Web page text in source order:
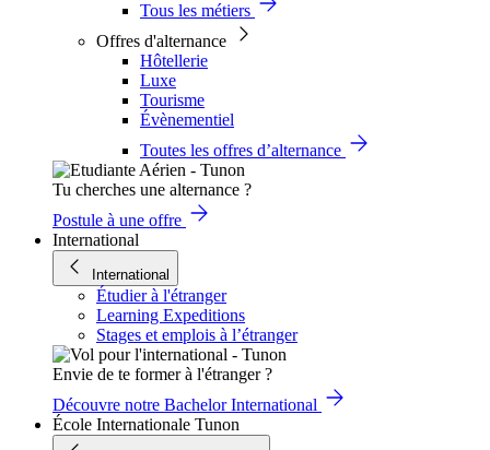
Tous les métiers
Offres d'alternance
Hôtellerie
Luxe
Tourisme
Évènementiel
Toutes les offres d’alternance
Tu cherches une alternance ?
Postule à une offre
International
International
Étudier à l'étranger
Learning Expeditions
Stages et emplois à l’étranger
Envie de te former à l'étranger ?
Découvre notre Bachelor International
École Internationale Tunon